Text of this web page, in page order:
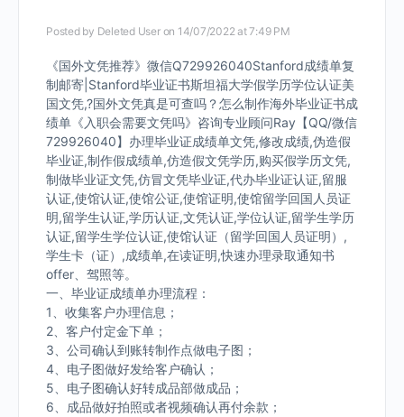
Posted by Deleted User on 14/07/2022 at 7:49 PM
《国外文凭推荐》微信Q729926040Stanford成绩单复
制邮寄|Stanford毕业证书斯坦福大学假学历学位认证美
国文凭,?国外文凭真是可查吗？怎么制作海外毕业证书成
绩单《入职会需要文凭吗》咨询专业顾问Ray【QQ/微信
729926040】办理毕业证成绩单文凭,修改成绩,伪造假
毕业证,制作假成绩单,仿造假文凭学历,购买假学历文凭,
制做毕业证文凭,仿冒文凭毕业证,代办毕业证认证,留服
认证,使馆认证,使馆公证,使馆证明,使馆留学回国人员证
明,留学生认证,学历认证,文凭认证,学位认证,留学生学历
认证,留学生学位认证,使馆认证（留学回国人员证明）,
学生卡（证）,成绩单,在读证明,快速办理录取通知书
offer、驾照等。
一、毕业证成绩单办理流程：
1、收集客户办理信息；
2、客户付定金下单；
3、公司确认到账转制作点做电子图；
4、电子图做好发给客户确认；
5、电子图确认好转成品部做成品；
6、成品做好拍照或者视频确认再付余款；